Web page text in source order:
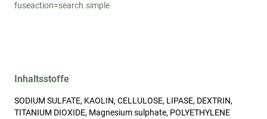
fuseaction=search.simple
Inhaltsstoffe
SODIUM SULFATE, KAOLIN, CELLULOSE, LIPASE, DEXTRIN,
TITANIUM DIOXIDE, Magnesium sulphate, POLYETHYLENE